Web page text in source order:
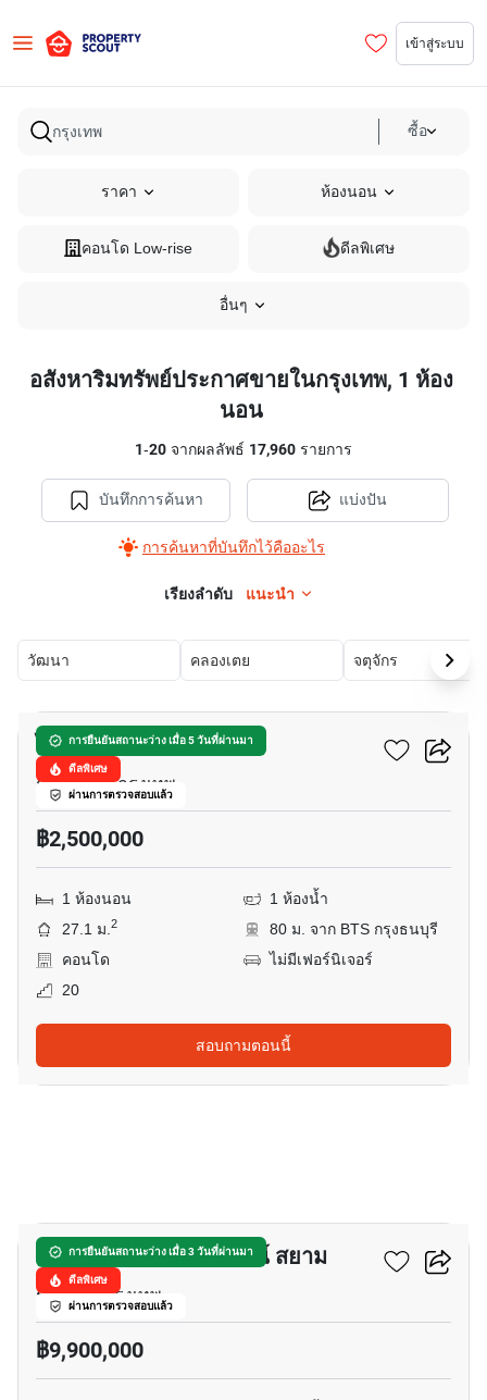
เข้าสู่ระบบ
ซื้อ
ราคา ห้องนอน
คอนโด Low-rise ดีลพิเศษ
อื่นๆ
อสังหาริมทรัพย์ประกาศขายในกรุงเทพ, 1 ห้อง
นอน
1-20 จากผลลัพธ์ 17,960 รายการ
บันทึกการค้นหา
การค้นหาที่บันทึกไว้คืออะไร
แบ่งปัน
เรียงลำดับ แนะนำ
วัฒนา คลองเตย จตุจักร
การยืนยันสถานะว่าง เมื่อ 5 วันที่ผ่านมา
ดีลพิเศษ
ผ่านการตรวจสอบแล้ว
ไอดีโอ โมบิ สาทร
กรุงธนบุรี, กรุงเทพ
฿2,500,000
1 ห้องนอน
1 ห้องน้ำ
27.1 ม.2
80 ม. จาก BTS กรุงธนบุรี
คอนโด
ไม่มีเฟอร์นิเจอร์
20
สอบถามตอนนี้
การยืนยันสถานะว่าง เมื่อ 3 วันที่ผ่านมา
ดีลพิเศษ
ผ่านการตรวจสอบแล้ว
วิช ซิกเนเจอร์ 2 มิดทาวน์ สยาม
ราชเทวี, กรุงเทพ
฿9,900,000